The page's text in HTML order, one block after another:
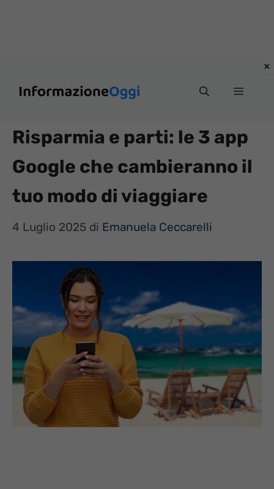
Menu
Risparmia e parti: le 3 app
Google che cambieranno il
tuo modo di viaggiare
4 Luglio 2025 di Emanuela Ceccarelli